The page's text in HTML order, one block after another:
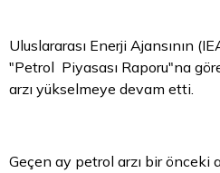
Uluslararası Enerji Ajansının
"Petrol Piyasası Raporu"na
arzı yükselmeye devam etti.
Geçen ay petrol arzı bir önceki